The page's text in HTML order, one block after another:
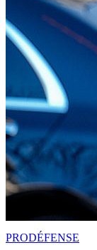
PRODÉFENSE